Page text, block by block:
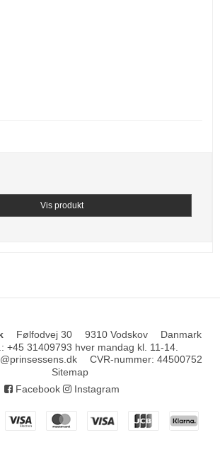
Vis produkt
Følfodvej 30 9310 Vodskov
Danmark
: +45 31409793 hver mandag kl. 11-14.
CVR-nummer: 44500752
Sitemap
Facebook
Instagram